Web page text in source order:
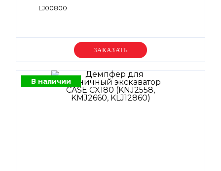
LJ00800
Уточняйте цену
В наличии